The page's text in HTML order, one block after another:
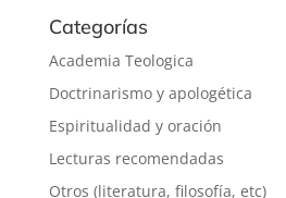
Categorías
Academia Teologica
Doctrinarismo y apologética
Espiritualidad y oración
Lecturas recomendadas
Otros (literatura, filosofía, etc)